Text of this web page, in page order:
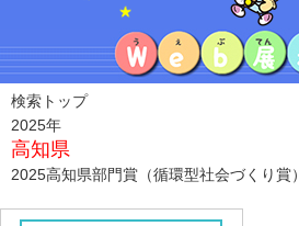
検索トップ
2025年
高知県
2025高知県部門賞（循環型社会づくり賞）